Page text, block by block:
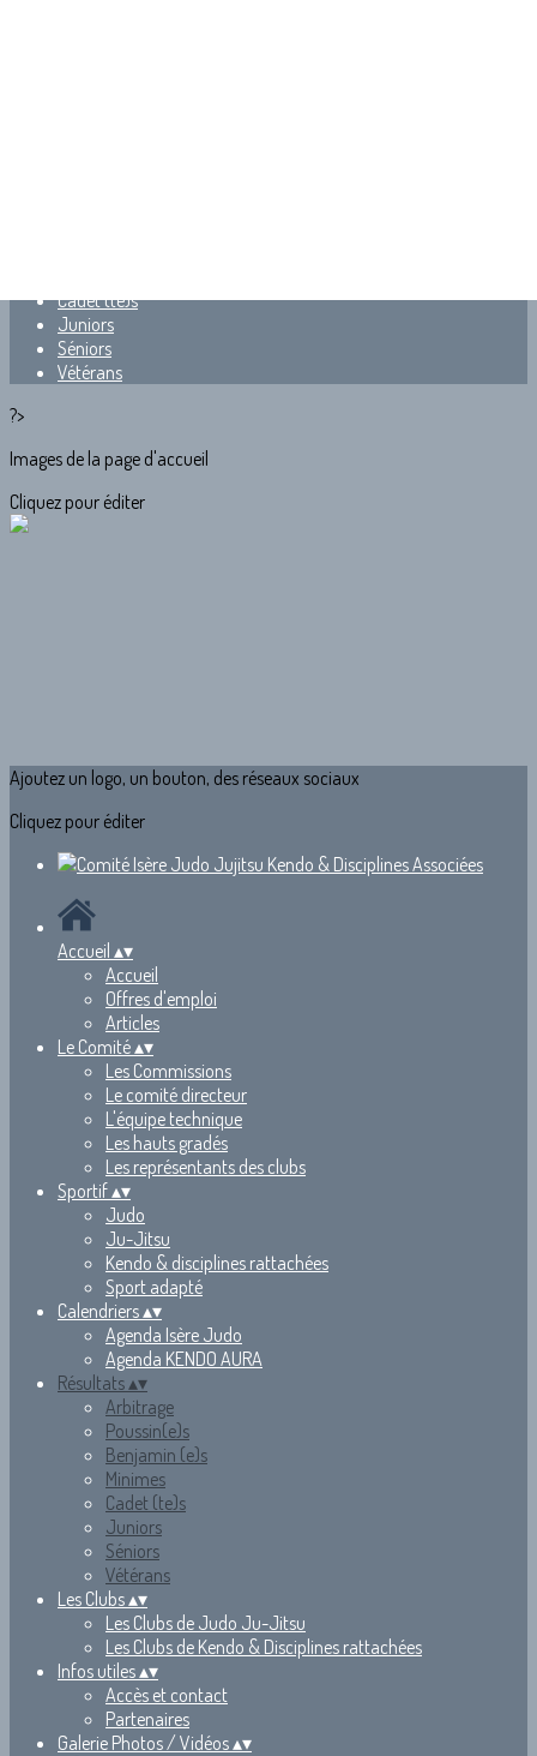
Cadet (te)s
Juniors
Séniors
Vétérans
?>
Images de la page d'accueil
Cliquez pour éditer
Ajoutez un logo, un bouton, des réseaux sociaux
Cliquez pour éditer
Accueil ▴▾
Accueil
Offres d'emploi
Articles
Le Comité▴▾
Les Commissions
Le comité directeur
L'équipe technique
Les hauts gradés
Les représentants des clubs
Sportif▴▾
Judo
Ju-Jitsu
Kendo & disciplines rattachées
Sport adapté
Calendriers▴▾
Agenda Isère Judo
Agenda KENDO AURA
Résultats▴▾
Arbitrage
Poussin(e)s
Benjamin (e)s
Minimes
Cadet (te)s
Juniors
Séniors
Vétérans
Les Clubs▴▾
Les Clubs de Judo Ju-Jitsu
Les Clubs de Kendo & Disciplines rattachées
Infos utiles▴▾
Accès et contact
Partenaires
Galerie Photos / Vidéos▴▾